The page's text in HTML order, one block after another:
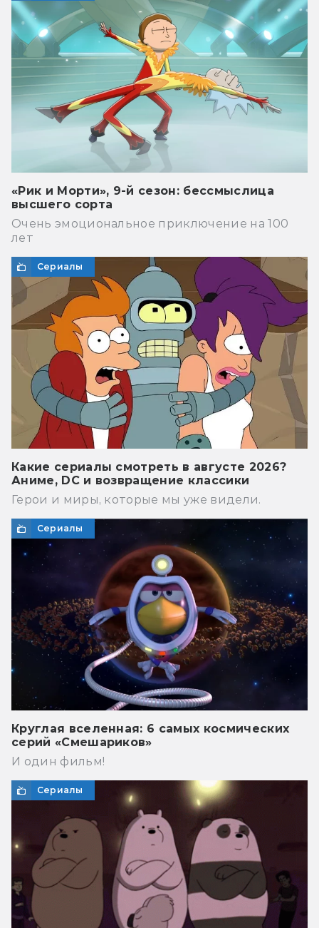
«Рик и Морти», 9-й сезон: бессмыслица
высшего сорта
Очень эмоциональное приключение на 100
лет
Сериалы
Какие сериалы смотреть в августе 2026?
Аниме, DC и возвращение классики
Герои и миры, которые мы уже видели.
Сериалы
Круглая вселенная: 6 самых космических
серий «Смешариков»
И один фильм!
Сериалы